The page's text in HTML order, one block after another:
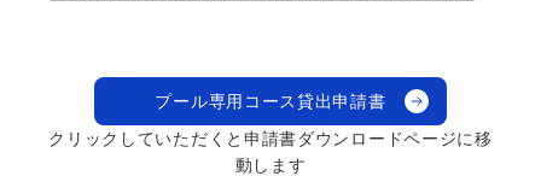
プール専用コース貸出申請書
クリックしていただくと申請書ダウンロードページに移
動します